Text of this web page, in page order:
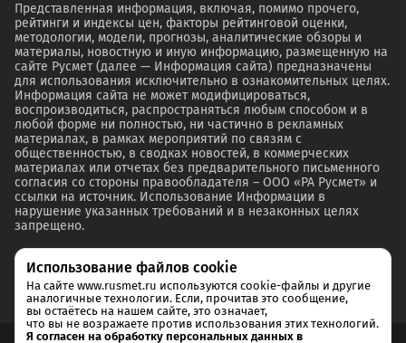
Представленная информация, включая, помимо прочего,
рейтинги и индексы цен, факторы рейтинговой оценки,
методологии, модели, прогнозы, аналитические обзоры и
материалы, новостную и иную информацию, размещенную на
сайте Русмет (далее — Информация сайта) предназначены
для использования исключительно в ознакомительных целях.
Информация сайта не может модифицироваться,
воспроизводиться, распространяться любым способом и в
любой форме ни полностью, ни частично в рекламных
материалах, в рамках мероприятий по связям с
общественностью, в сводках новостей, в коммерческих
материалах или отчетах без предварительного письменного
согласия со стороны правообладателя – ООО «РА Русмет» и
ссылки на источник. Использование Информации в
нарушение указанных требований и в незаконных целях
запрещено.
Использование файлов cookie
На сайте www.rusmet.ru используются cookie-файлы и другие
аналогичные технологии. Если, прочитав это сообщение,
вы остаётесь на нашем сайте, это означает,
что вы не возражаете против использования этих технологий.
Я согласен на обработку персональных данных в